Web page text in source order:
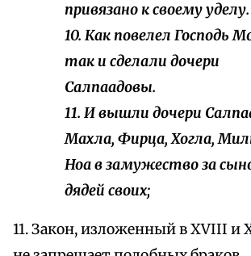
привязано к своему уделу.
10. Как повелел Господь
так и сделали дочери
Салпаадовы.
11. И вышли дочери
Махла, Фирца, Хогла,
Ноа в замужество за
дядей своих;
11. Закон, изложенный в XVIII и